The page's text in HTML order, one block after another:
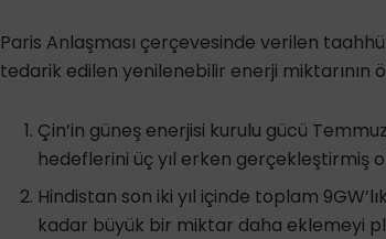
Paris Anlaşması çerçevesinde verilen
tedarik edilen yenilenebilir enerji miktarının
Çin’in güneş enerjisi kurulu gücü
hedeflerini üç yıl erken gerçekleştirmiş
Hindistan son iki yıl içinde toplam
kadar büyük bir miktar daha eklemeyi